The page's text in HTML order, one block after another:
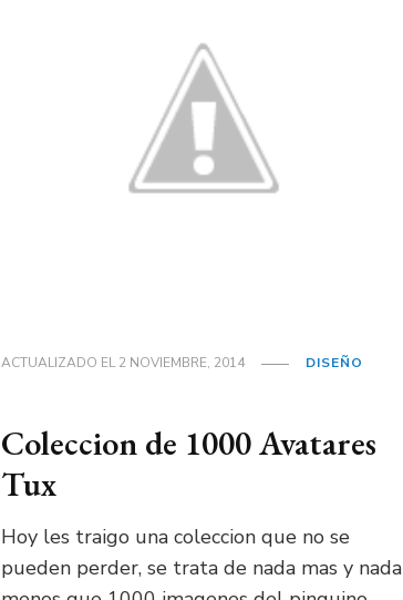
ACTUALIZADO EL2 NOVIEMBRE, 2014 DISEÑO
Coleccion de 1000 Avatares
Tux
Hoy les traigo una coleccion que no se
pueden perder, se trata de nada mas y nada